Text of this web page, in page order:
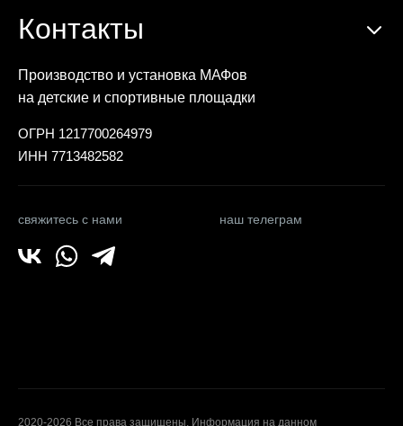
Производство и установка МАФов
на детские и спортивные площадки
ОГРН 1217700264979
ИНН 7713482582
свяжитесь с нами наш телеграм
Контакты
2020-2026 Все права защищены. Информация на данном